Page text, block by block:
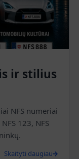
ir stilius
NFS numeriai
123, NFS
Skaityti daugiau